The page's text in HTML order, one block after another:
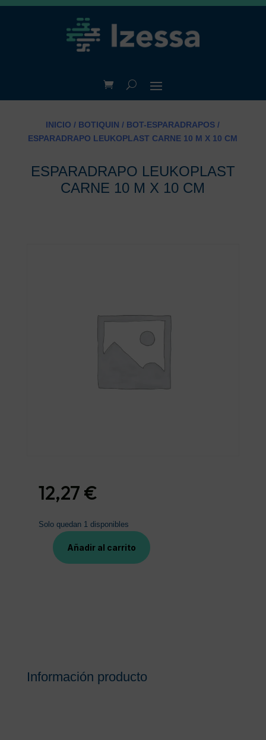
INICIO / BOTIQUIN / BOT-ESPARADRAPOS /
ESPARADRAPO LEUKOPLAST CARNE 10 M X 10 CM
ESPARADRAPO LEUKOPLAST
CARNE 10 M X 10 CM
12,27 €
Solo quedan 1 disponibles
ESPARADRAPO
LEUKOPLAST
Añadir al carrito
Información producto